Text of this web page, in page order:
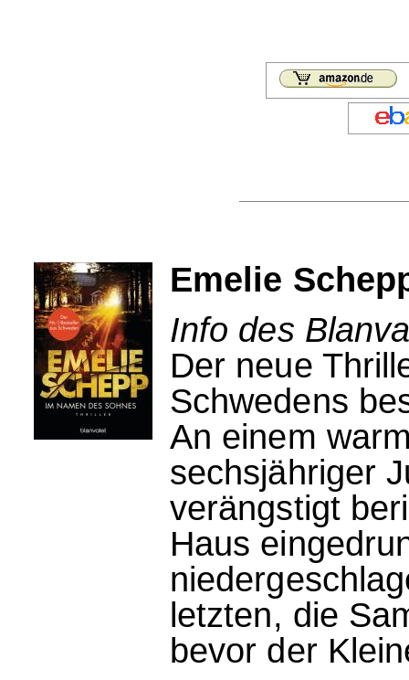
Emelie
Info des
Der neue
Schwedens
An einem
sechsjähriger
verängstigt
Haus
letzten, die
bevor der